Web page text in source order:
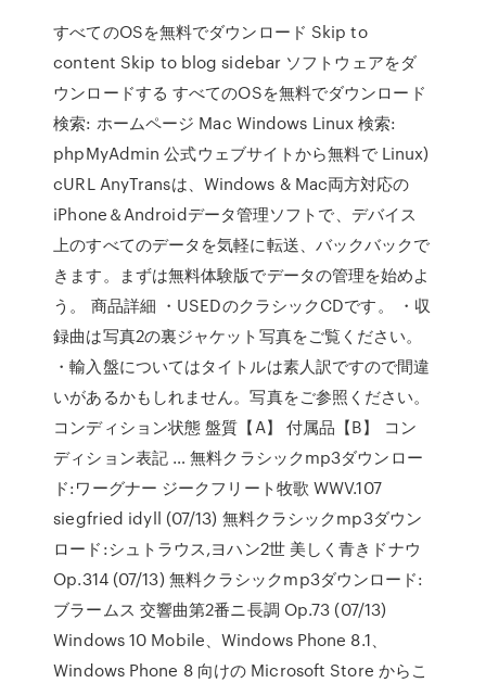
すべてのOSを無料でダウンロード Skip to
content Skip to blog sidebar ソフトウェアをダ
ウンロードする すべてのOSを無料でダウンロード
検索: ホームページ Mac Windows Linux 検索:
phpMyAdmin 公式ウェブサイトから無料で Linux)
cURL AnyTransは、Windows & Mac両方対応の
iPhone＆Androidデータ管理ソフトで、デバイス
上のすべてのデータを気軽に転送、バックバックで
きます。まずは無料体験版でデータの管理を始めよ
う。 商品詳細 ・USEDのクラシックCDです。 ・収
録曲は写真2の裏ジャケット写真をご覧ください。
・輸入盤についてはタイトルは素人訳ですので間違
いがあるかもしれません。写真をご参照ください。
コンディション状態 盤質【A】 付属品【B】 コン
ディション表記 … 無料クラシックmp3ダウンロー
ド:ワーグナー ジークフリート牧歌 WWV.107
siegfried idyll (07/13) 無料クラシックmp3ダウン
ロード:シュトラウス,ヨハン2世 美しく青きドナウ
Op.314 (07/13) 無料クラシックmp3ダウンロード:
ブラームス 交響曲第2番ニ長調 Op.73 (07/13)
Windows 10 Mobile、Windows Phone 8.1、
Windows Phone 8 向けの Microsoft Store からこ